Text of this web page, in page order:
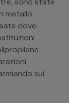
metallo
dove
sui